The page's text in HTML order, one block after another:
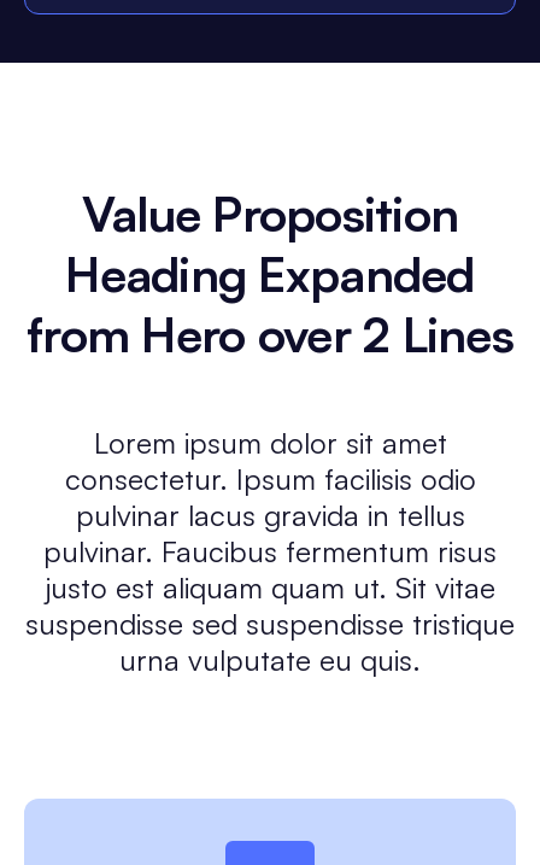
Value Proposition
Heading Expanded
from Hero over 2 Lines
Lorem ipsum dolor sit amet
consectetur. Ipsum facilisis odio
pulvinar lacus gravida in tellus
pulvinar. Faucibus fermentum risus
justo est aliquam quam ut. Sit vitae
suspendisse sed suspendisse tristique
urna vulputate eu quis.